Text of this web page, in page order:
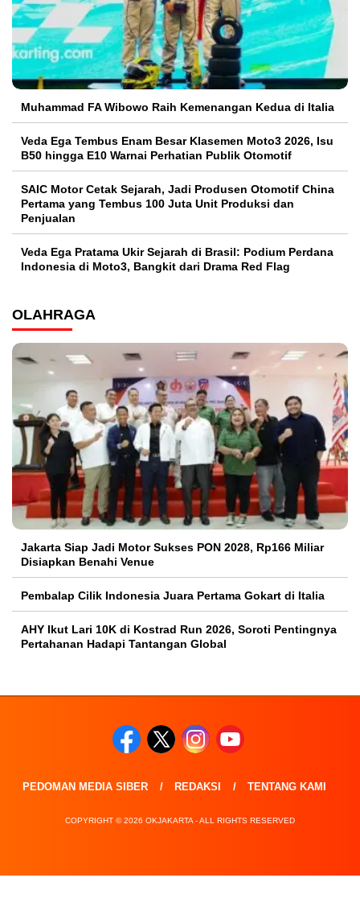
Muhammad FA Wibowo Raih Kemenangan Kedua di Italia
Veda Ega Tembus Enam Besar Klasemen Moto3 2026, Isu
B50 hingga E10 Warnai Perhatian Publik Otomotif
SAIC Motor Cetak Sejarah, Jadi Produsen Otomotif China
Pertama yang Tembus 100 Juta Unit Produksi dan
Penjualan
Veda Ega Pratama Ukir Sejarah di Brasil: Podium Perdana
Indonesia di Moto3, Bangkit dari Drama Red Flag
OLAHRAGA
Jakarta Siap Jadi Motor Sukses PON 2028, Rp166 Miliar
Disiapkan Benahi Venue
Pembalap Cilik Indonesia Juara Pertama Gokart di Italia
AHY Ikut Lari 10K di Kostrad Run 2026, Soroti Pentingnya
Pertahanan Hadapi Tantangan Global
PEDOMAN MEDIA SIBER REDAKSI TENTANG KAMI
COPYRIGHT © 2026 OKJAKARTA - ALL RIGHTS RESERVED